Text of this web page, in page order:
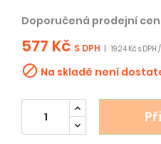
Doporučená prodejní
577 Kč S DPH 19.24 Kč s DPH
 Na skladě není